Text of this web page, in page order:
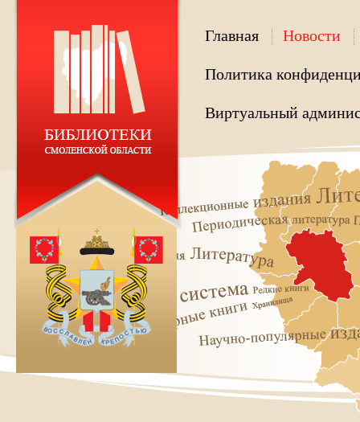
Главная Новости
Политика
Виртуальный